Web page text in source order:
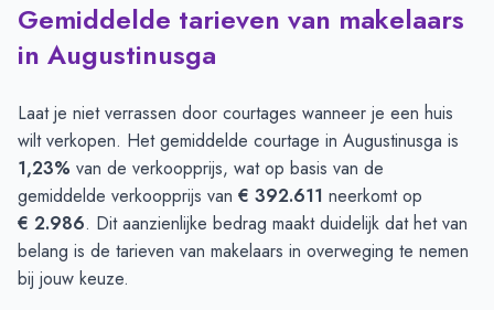
Gemiddelde tarieven van makelaars
in Augustinusga
Laat je niet verrassen door courtages wanneer je een huis
wilt verkopen. Het gemiddelde courtage in Augustinusga is
1,23% van de verkoopprijs, wat op basis van de
gemiddelde verkoopprijs van € 392.611 neerkomt op
€ 2.986. Dit aanzienlijke bedrag maakt duidelijk dat het van
belang is de tarieven van makelaars in overweging te nemen
bij jouw keuze.